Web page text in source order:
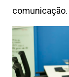
comunicação.